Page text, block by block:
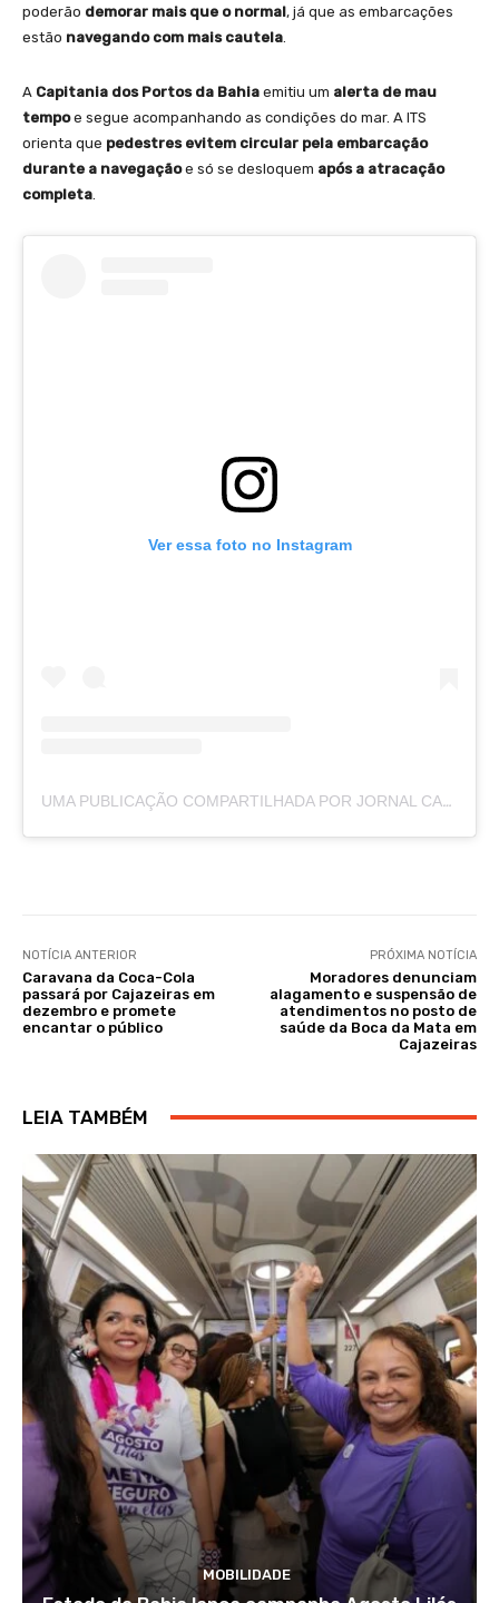
poderão demorar mais que o normal, já que as embarcações
estão navegando com mais cautela
A Capitania dos Portos da Bahia emitiu um alerta de mau
tempoe segue acompanhando as condições do mar. A ITS
orienta que pedestres evitem circular pela embarcação
durante a navegaçãoe só se desloquem após a atracação
completa
Ver essa foto no Instagram
UMA PUBLICAÇÃO COMPARTILHADA POR JORNAL CAJAZEIRAS (@JORNALCAJAZEIRAS)
NOTÍCIA ANTERIOR
Caravana da Coca-Cola
passará por Cajazeiras em
dezembro e promete
encantar o público
PRÓXIMA NOTÍCIA
Moradores denunciam
alagamento e suspensão de
atendimentos no posto de
saúde da Boca da Mata em
Cajazeiras
LEIA TAMBÉM
MOBILIDADE